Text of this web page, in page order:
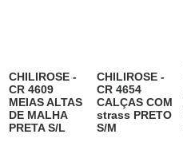
CHILIROSE -
CR 4609
MEIAS ALTAS
DE MALHA
PRETA S/L
CHILIROSE -
CR 4654
CALÇAS COM
strass PRETO
S/M